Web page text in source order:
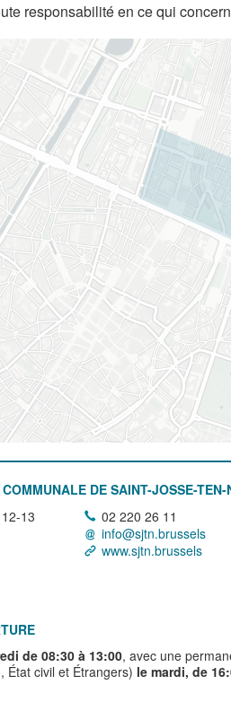
responsabilité en ce qui
DE SAINT-JOSSE-TEN-
13
02 220 26 11
info@sjtn.brussels
www.sjtn.brussels
de 08:30 à 13:00, avec une
État civil et Étrangers) le mardi, de